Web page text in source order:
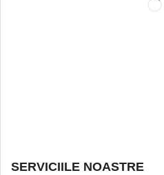
SERVICIILE NOASTRE